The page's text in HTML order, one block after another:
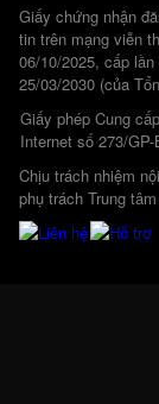
Giấy chứng nhận
tin trên mạng viễn
06/10/2025, cấp
25/03/2030 (của
Giấy phép Cung
Internet số 273/
Chịu trách nhiệm
phụ trách Trung tâm